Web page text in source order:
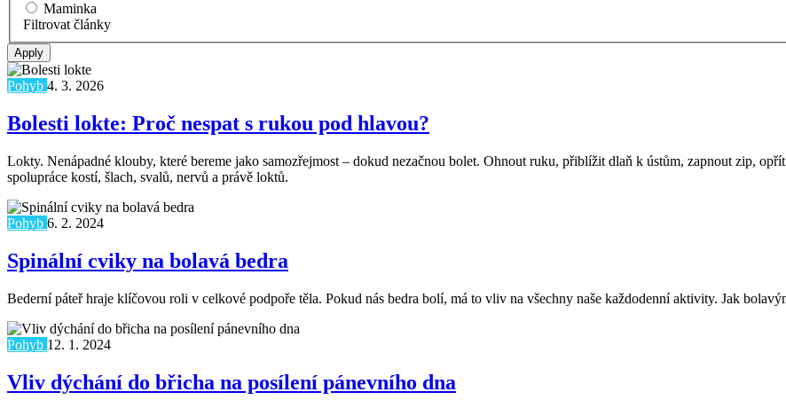
Maminka
Filtrovat články
Pohyb 4. 3. 2026
Bolesti lokte: Proč nespat s rukou pod hlavou?
Lokty. Nenápadné klouby, které bereme jako samozřejmost – dokud nezačnou bolet. Ohnout ruku, přiblížit dlaň k ústům, zapnout zip,
spolupráce kostí, šlach, svalů, nervů a právě loktů.
Pohyb 6. 2. 2024
Spinální cviky na bolavá bedra
Bederní páteř hraje klíčovou roli v celkové podpoře těla. Pokud nás bedra bolí, má to vliv na všechny naše každodenní aktivity. Jak
Pohyb 12. 1. 2024
Vliv dýchání do břicha na posílení pánevního dna